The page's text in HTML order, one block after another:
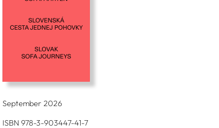
September 2026
ISBN 978-3-903447-41-7